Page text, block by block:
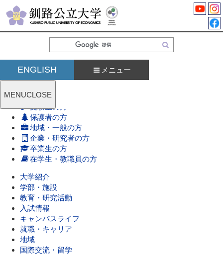
索
ENGLISH メニュー
MENUCLOSE
受験生の方
保護者の方
地域・一般の方
企業・研究者の方
卒業生の方
在学生・教職員の方
大学紹介
学部・施設
教育・研究活動
入試情報
キャンパスライフ
就職・キャリア
地域
国際交流・留学